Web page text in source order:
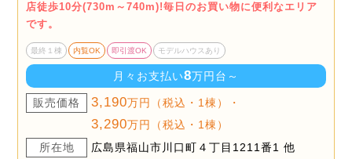
店徒歩10分(730m～740m)!毎日のお買い物に便利なエリア
です。
最終１棟 内覧OK 即引渡OK モデルハウスあり
月々お支払い8万円台～
販売価格 3,190万円（税込・1棟）・
3,290万円（税込・1棟）
所在地
広島県福山市川口町４丁目1211番1 他